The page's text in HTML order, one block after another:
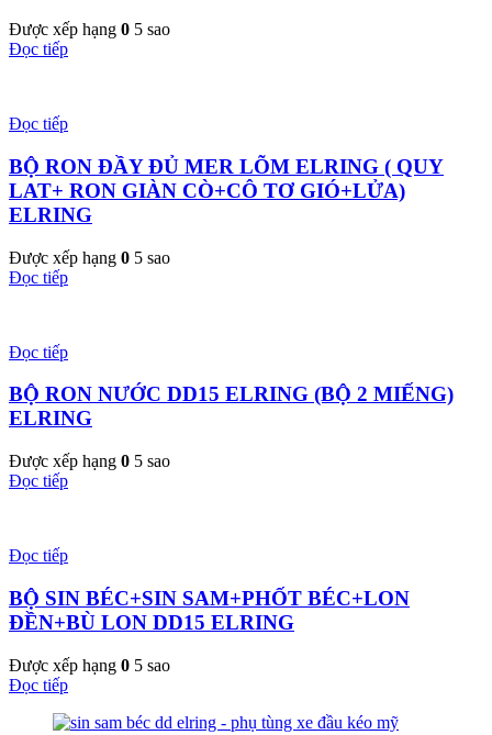
Được xếp hạng 0 5 sao
Đọc tiếp
Đọc tiếp
BỘ RON ĐẦY ĐỦ MER LÕM ELRING ( QUY
LAT+ RON GIÀN CÒ+CÔ TƠ GIÓ+LỬA)
ELRING
Được xếp hạng 0 5 sao
Đọc tiếp
Đọc tiếp
BỘ RON NƯỚC DD15 ELRING (BỘ 2 MIẾNG)
ELRING
Được xếp hạng 0 5 sao
Đọc tiếp
Đọc tiếp
BỘ SIN BÉC+SIN SAM+PHỐT BÉC+LON
ĐỀN+BÙ LON DD15 ELRING
Được xếp hạng 0 5 sao
Đọc tiếp